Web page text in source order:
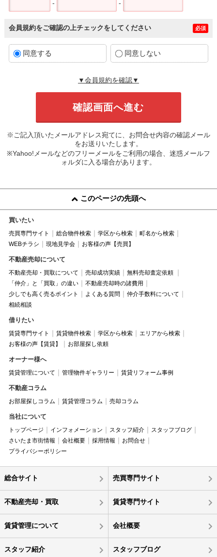
- -
会員規約をご確認の上チェックをしてください 必須
同意する 同意しない
▼会員規約を確認▼
※ご記入頂いたメールアドレス宛てに、お問合せ内容の確認メール
をお送りいたします。
※Yahoo!メールなどのフリーメールをご利用の場合、迷惑メールフ
ォルダに入る場合があります。
このページの先頭へ
買いたい
売買専門サイト 総合物件検索 学区から検索
町名から検索
WEBチラシ
現地見学会 お客様の声【売買】
不動産売却について
不動産売却・買取について 売却成功実績
無料売却査定依頼
「仲介」と「買取」の違い
不動産売却時の諸費用
少しでも高く売るポイント
よくある質問
仲介手数料について
相続相談
借りたい
賃貸専門サイト 賃貸物件検索 学区から検索
エリアから検索
お客様の声【賃貸】
お部屋探し依頼
オーナー様へ
賃貸管理について 管理物件ギャラリー 賃貸リフォーム事例
不動産コラム
お部屋探しコラム 賃貸管理コラム 売却コラム
当社について
トップページ インフォメーション スタッフ紹介
スタッフブログ
さいたま市街情報
会社概要 採用情報
お問合せ
プライバシーポリシー
総合サイト 売買専門サイト
不動産売却・買取 賃貸専門サイト
賃貸管理について 会社概要
スタッフ紹介 スタッフブログ